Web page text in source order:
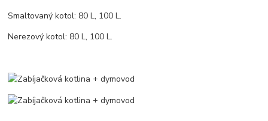
Smaltovaný kotol: 80 L, 100 L.
Nerezový kotol: 80 L, 100 L.